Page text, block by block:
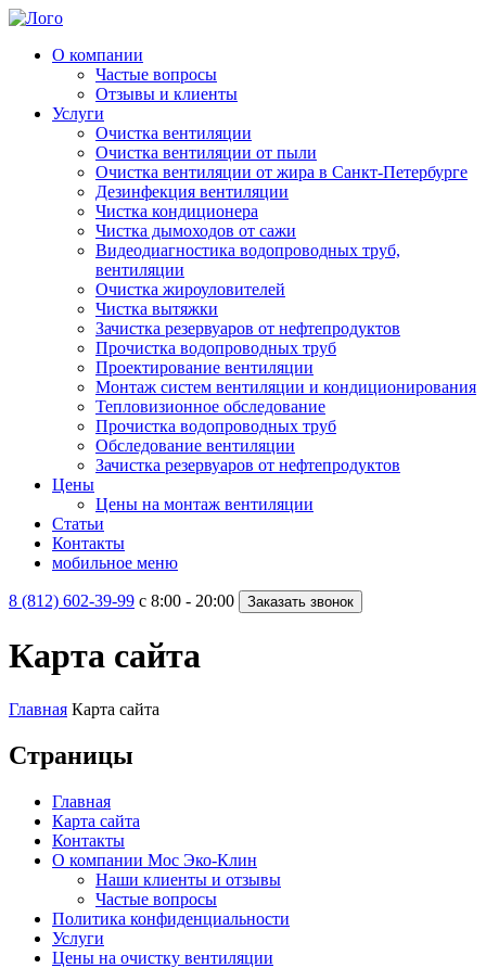
О компании
Частые вопросы
Отзывы и клиенты
Услуги
Очистка вентиляции
Очистка вентиляции от пыли
Очистка вентиляции от жира в Санкт-Петербурге
Дезинфекция вентиляции
Чистка кондиционера
Чистка дымоходов от сажи
Видеодиагностика водопроводных труб,
вентиляции
Очистка жироуловителей
Чистка вытяжки
Зачистка резервуаров от нефтепродуктов
Прочистка водопроводных труб
Проектирование вентиляции
Монтаж систем вентиляции и кондиционирования
Тепловизионное обследование
Прочистка водопроводных труб
Обследование вентиляции
Зачистка резервуаров от нефтепродуктов
Цены
Цены на монтаж вентиляции
Статьи
Контакты
мобильное меню
8 (812) 602-39-99 c 8:00 - 20:00 Заказать звонок
Карта сайта
Главная Карта сайта
Страницы
Главная
Карта сайта
Контакты
О компании Мос Эко-Клин
Наши клиенты и отзывы
Частые вопросы
Политика конфиденциальности
Услуги
Цены на очистку вентиляции